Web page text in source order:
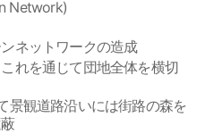
Network)
ネットワークの造成
れを通じて団地全体を横切
景観道路沿いには街路の森を